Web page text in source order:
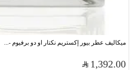
ميكاليف عطر بيور إكستريم نكتار او دو برفيوم -...
1,392.00